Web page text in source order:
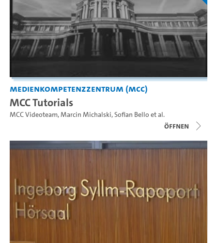
Medienkompetenzzentrum (MCC)
MCC Tutorials
MCC Videoteam,Marcin Michalski,Sofian Bello et al.
Öffnen